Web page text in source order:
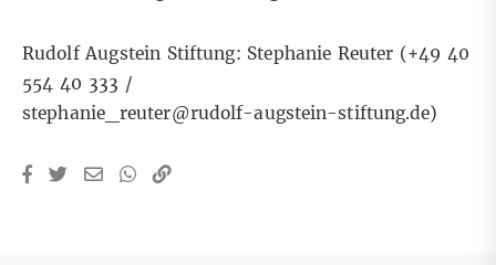
Rudolf Augstein Stiftung: Stephanie Reuter (+49 40
554 40 333 /
stephanie_reuter@rudolf-augstein-stiftung.de)